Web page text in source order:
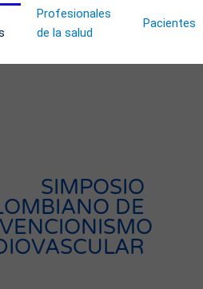
Profesionales
de la salud
Pacientes
SIMPOSIO
DE